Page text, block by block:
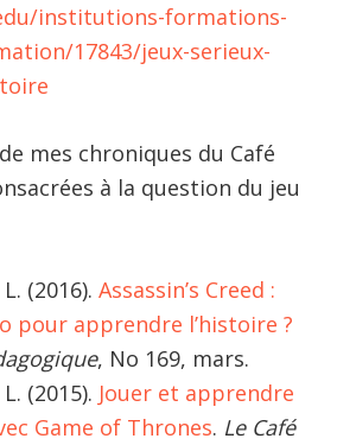
institutions-formations-
17843/jeux-serieux-
mes chroniques du Café
à la question du jeu
(2016). Assassin’s Creed :
pour apprendre l’histoire ?
, No 169, mars.
(2015). Jouer et apprendre
Game of Thrones. Le Café